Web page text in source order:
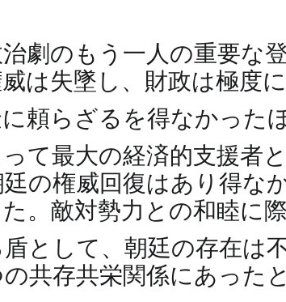
劇のもう一人の重要な
は失墜し、財政は極度
頼らざるを得なかった
て最大の経済的支援者
の権威回復はあり得な
。敵対勢力との和睦に
として、朝廷の存在は
共存共栄関係にあった